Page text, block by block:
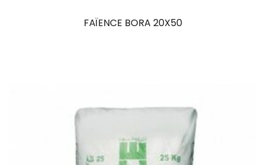
FAÏENCE BORA 20X50